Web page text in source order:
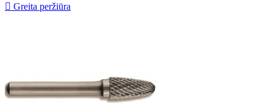
 Greita peržiūra